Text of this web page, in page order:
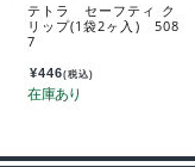
テトラ セーフティ ク
リップ(1袋2ヶ入) 508
7
¥446(税込)